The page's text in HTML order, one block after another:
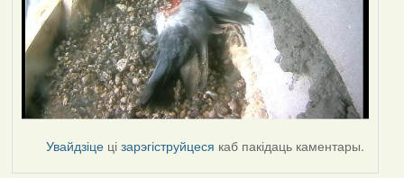
Увайдзіце цізарэгіструйцеся каб пакідаць каментары.